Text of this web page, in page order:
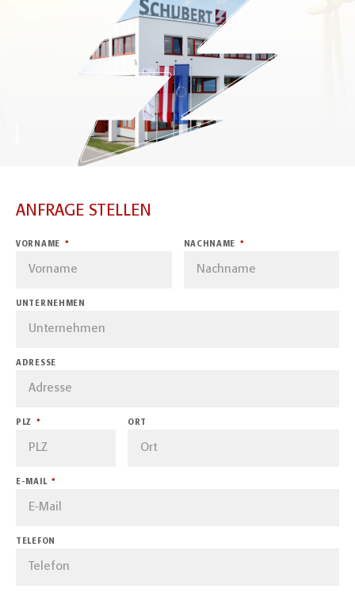
ANFRAGE STELLEN
VORNAME NACHNAME
UNTERNEHMEN
ADRESSE
PLZ ORT
E-MAIL
TELEFON